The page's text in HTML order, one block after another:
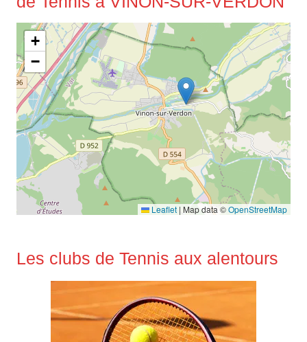
+
−
Leaflet | Map data ©OpenStreetMap
Les clubs de Tennis aux alentours